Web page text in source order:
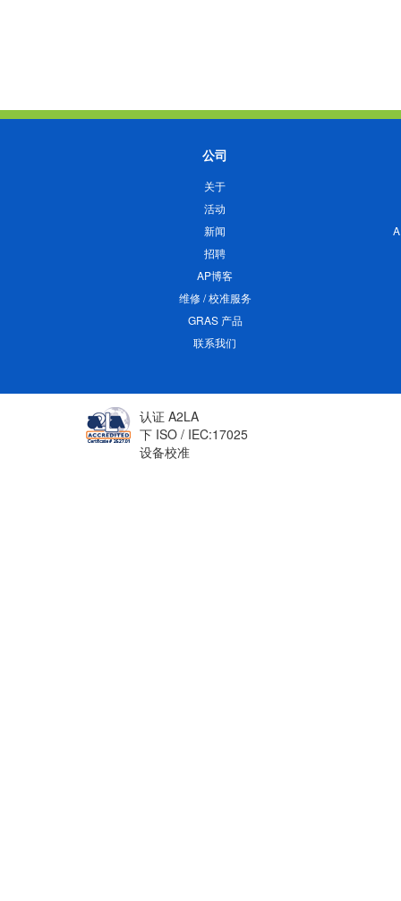
公司
关于
活动
新闻
招聘
AP博客
维修 / 校准服务
GRAS 产品
联系我们
认证 A2LA
下 ISO / IEC:17025
设备校准